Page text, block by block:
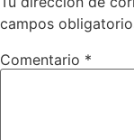
campos
Comentario *